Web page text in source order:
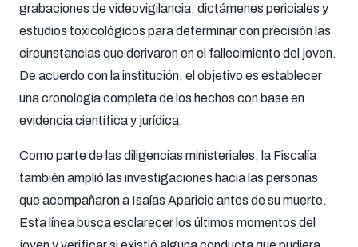
grabaciones de videovigilancia, dictámenes periciales y
estudios toxicológicos para determinar con precisión las
circunstancias que derivaron en el fallecimiento del joven.
De acuerdo con la institución, el objetivo es establecer
una cronología completa de los hechos con base en
evidencia científica y jurídica.
Como parte de las diligencias ministeriales, la Fiscalía
también amplió las investigaciones hacia las personas
que acompañaron a Isaías Aparicio antes de su muerte.
Esta línea busca esclarecer los últimos momentos del